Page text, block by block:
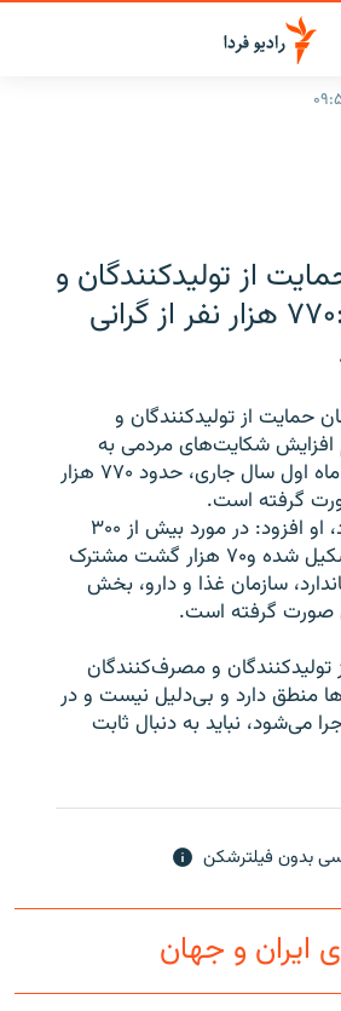
از توليد‌کنندگان و
مصرف ‌کنندگان:۷۷۰ هزار نفر از گرانی
حمايت از توليد‌کنندگان و
افزايش شکايت‌های مردمی به
سامانه ۱۲۴ گفت: در ۳ ماه اول سال جاری، حدود ۷۷۰ هزار
گرفته است.
به نوشته روزنامه اعتماد، او افزود: در مورد بيش از ۳۰۰
هزار شکايت، پرونده تشکيل شده و۷۰ هزار گشت مشترک
سازمان غذا و دارو، بخش
صورت گرفته است.
و مصرف‌کنندگان
منطق دارد و بی‌دليل نيست و در
می‌شود، نبايد به دنبال ثابت
بدون فیلترشکن
ایران و جهان